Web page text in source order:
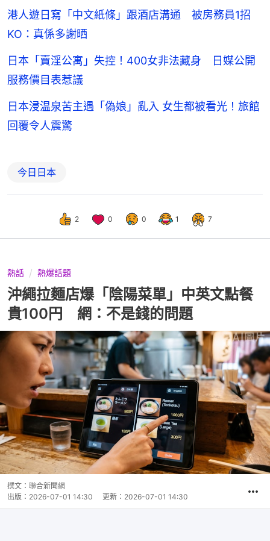
港人遊日寫「中文紙條」跟酒店溝通 被房務員1招
KO：真係多謝晒
日本「賣淫公寓」失控！400女非法藏身 日媒公開
服務價目表惹議
日本浸温泉苦主遇「偽娘」亂入 女生都被看光！旅館
回覆令人震驚
今日日本
2 0 0 1 7
熱話 熱爆話題
沖繩拉麵店爆「陰陽菜單」中英文點餐
貴100円 網：不是錢的問題
撰文： 聯合新聞網
出版： 2026-07-01 14:30 更新： 2026-07-01 14:30